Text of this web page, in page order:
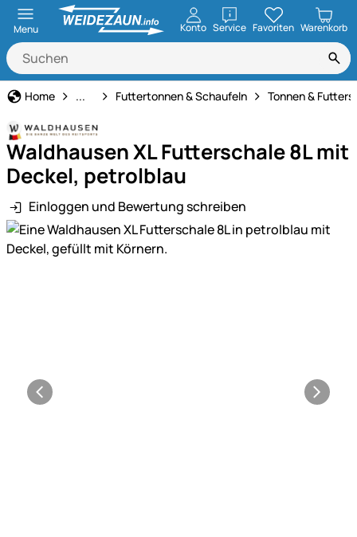
Menu Konto ServiceöffnenFavoriten Warenkorb
Home Fütterung
... Futtertonnen & Schaufeln Tonnen &
Waldhausen XL Futterschale 8L mit
Deckel, petrolblau
Einloggen und Bewertung schreiben
Produktgalerie